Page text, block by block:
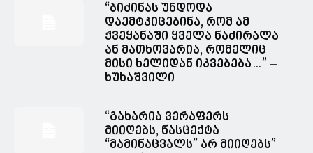
“ბიძინას უნდოდა
დაემტკიცებინა, რომ ამ
ქვეყანაში ყველა ნაძირალა
ან მათხოვარია, რომელიც
მისი ხელიდან იკვებება…” –
ხუხაშვილი
“გახარია ვერაფერს
მიიღებს, ნასცექტა
“მამინაცვალს” არ მიიღებს”